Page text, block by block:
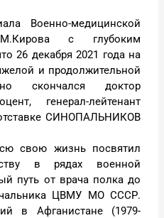
Военно-медицинской
с глубоким
26 декабря 2021 года на
и продолжительной
скончался доктор
генерал-лейтенант
СИНОПАЛЬНИКОВ
свою жизнь посвятил
в рядах военной
путь от врача полка до
ЦВМУ МО СССР.
в Афганистане (1979-